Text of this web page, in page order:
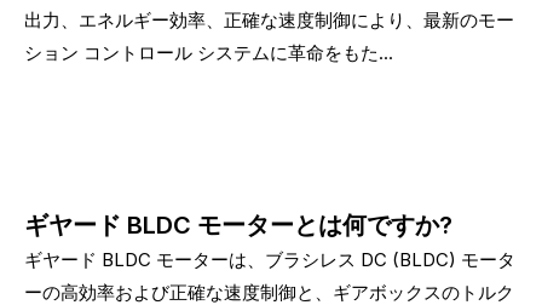
出力、エネルギー効率、正確な速度制御により、最新のモー
ション コントロール システムに革命をもた...
ギヤード BLDC モーターとは何ですか?
ギヤード BLDC モーターは、ブラシレス DC (BLDC) モータ
ーの高効率および正確な速度制御と、ギアボックスのトルク